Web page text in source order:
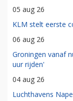
05 aug 26
KLM stelt eerste
06 aug 26
Groningen vanaf
uur rijden'
04 aug 26
Luchthavens